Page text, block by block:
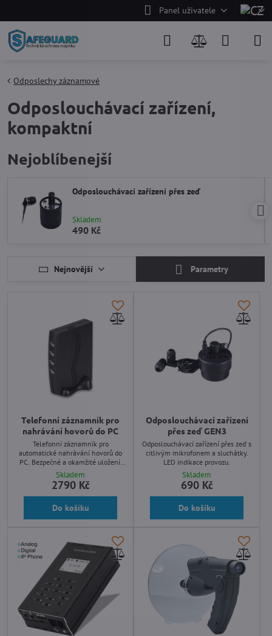
Panel uživatele
Odposlechy záznamové
Odposlouchávací zařízení,
kompaktní
Nejoblíbenejší
Odposlouchávací zařízení přes zeď
Skladem
490 Kč
Nejnovější Parametry
Telefonní záznamník pro
nahrávání hovorů do PC
Telefonní záznamník pro
automatické nahrávání hovorů do
PC. Bezpečné a okamžité uložení,
přímé připojení pomocí USB kabelu.
Jednoduchá montáž. Program do PC
zdarma.
Skladem
2790 Kč
Do košíku
Odposlouchávací zařízení
přes zeď GEN3
Odposlouchávací zařízení přes zeď s
citlivým mikrofonem a sluchátky.
LED indikace provozu.
Skladem
690 Kč
Do košíku